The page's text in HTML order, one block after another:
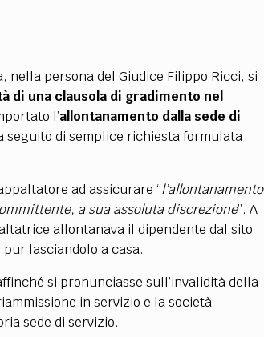
nella persona del Giudice Filippo Ricci, si
di una clausola di gradimento nel
l’allontanamento dalla sede di
di semplice richiesta formulata
ad assicurare “l’allontanamento
a sua assoluta discrezione”. A
allontanava il dipendente dal sito
lasciandolo a casa.
si pronunciasse sull’invalidità della
in servizio e la società
sede di servizio.